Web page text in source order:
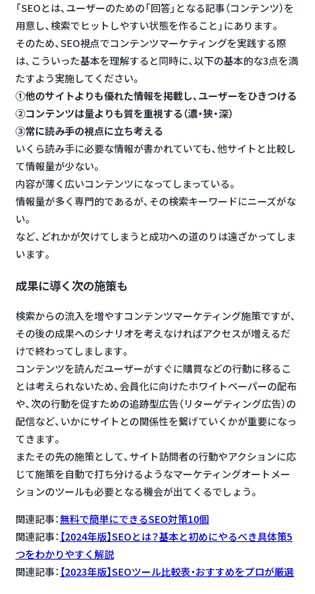
「SEOとは、ユーザーのための「回答」となる記事（コンテンツ）を
用意し、検索でヒットしやすい状態を作ること」にあります。
そのため、SEO視点でコンテンツマーケティングを実践する際
は、こういった基本を理解すると同時に、以下の基本的な3点を満
たすよう実施してください。
①他のサイトよりも優れた情報を掲載し、ユーザーをひきつける
②コンテンツは量よりも質を重視する（濃・狭・深）
③常に読み手の視点に立ち考える
いくら読み手に必要な情報が書かれていても、他サイトと比較し
て情報量が少ない。
内容が薄く広いコンテンツになってしまっている。
情報量が多く専門的であるが、その検索キーワードにニーズがな
い。
など、どれかが欠けてしまうと成功への道のりは遠ざかってしま
います。
成果に導く次の施策も
検索からの流入を増やすコンテンツマーケティング施策ですが、
その後の成果へのシナリオを考えなければアクセスが増えるだ
けで終わってしまします。
コンテンツを読んだユーザーがすぐに購買などの行動に移るこ
とは考えられないため、会員化に向けたホワイトペーパーの配布
や、次の行動を促すための追跡型広告（リターゲティング広告）の
配信など、いかにサイトとの関係性を繋げていくかが重要になっ
てきます。
またその先の施策として、サイト訪問者の行動やアクションに応
じて施策を自動で打ち分けるようなマーケティングオートメー
ションのツールも必要となる機会が出てくるでしょう。
関連記事：無料で簡単にできるSEO対策10個
関連記事： 【2024年版】SEOとは？基本と初めにやるべき具体策5
つをわかりやすく解説
関連記事： 【2023年版】SEOツール比較表・おすすめをプロが厳選